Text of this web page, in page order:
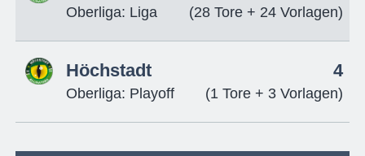
Oberliga: Liga (28 Tore + 24 Vorlagen)
Höchstadt
Oberliga: Playoff
4
(1 Tore + 3 Vorlagen)